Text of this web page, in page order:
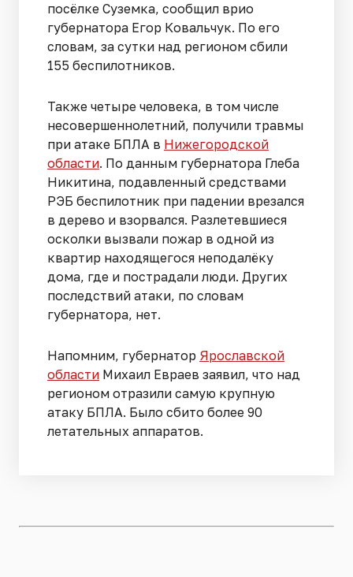
посёлке Суземка, сообщил врио
губернатора Егор Ковальчук. По его
словам, за сутки над регионом сбили
155 беспилотников.
Также четыре человека, в том числе
несовершеннолетний, получили травмы
при атаке БПЛА в Нижегородской
области. По данным губернатора Глеба
Никитина, подавленный средствами
РЭБ беспилотник при падении врезался
в дерево и взорвался. Разлетевшиеся
осколки вызвали пожар в одной из
квартир находящегося неподалёку
дома, где и пострадали люди. Других
последствий атаки, по словам
губернатора, нет.
Напомним, губернатор Ярославской
области Михаил Евраев заявил, что над
регионом отразили самую крупную
атаку БПЛА. Было сбито более 90
летательных аппаратов.